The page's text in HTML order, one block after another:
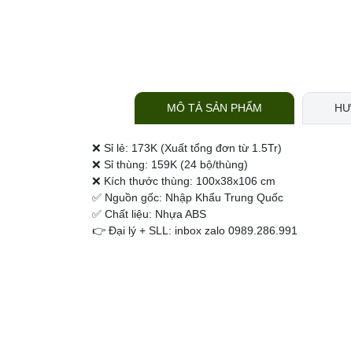
MÔ TẢ SẢN PHẨM
❌ Sỉ lẻ: 173K (Xuất tổng đơn từ 1.5Tr)
❌ Sỉ thùng: 159K (24 bộ/thùng)
❌ Kích thước thùng: 100x38x106 cm
✅ Nguồn gốc: Nhập Khẩu Trung Quốc
✅ Chất liệu: Nhựa ABS
👉 Đại lý + SLL: inbox zalo 0989.286.991